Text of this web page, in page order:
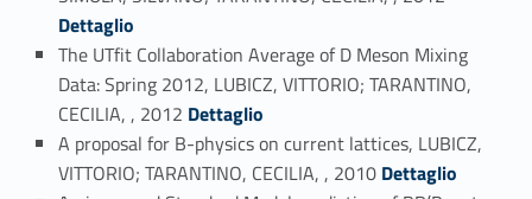
Dettaglio
The UTfit Collaboration Average of D Meson Mixing
Data: Spring 2012, LUBICZ, VITTORIO; TARANTINO,
CECILIA, , 2012 Link identifier #identifier_person_28648-24
Dettaglio
A proposal for B-physics on current lattices, LUBICZ,
VITTORIO; TARANTINO, CECILIA, , 2010 Link identifier #identifier_person_73864-25
Dettaglio